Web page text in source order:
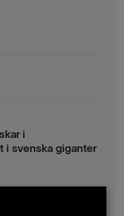
i
i svenska giganter